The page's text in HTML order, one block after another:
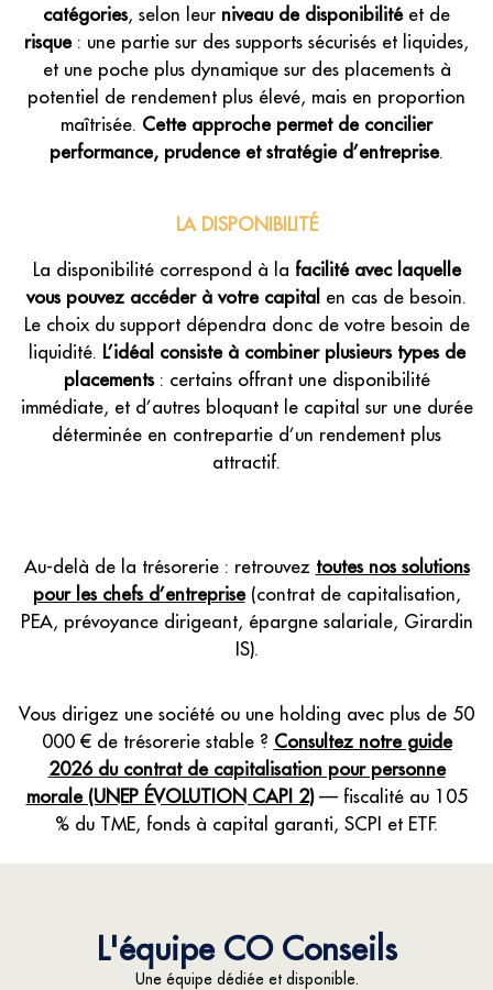
catégories, selon leur niveau de disponibilitéet de
risque: une partie sur des supports sécurisés et liquides,
et une poche plus dynamique sur des placements à
potentiel de rendement plus élevé, mais en proportion
maîtrisée. Cette approche permet de concilier
performance, prudence et stratégie d’entreprise.
LA DISPONIBILITÉ
La disponibilité correspond à la facilité avec laquelle
vous pouvez accéder à votre capital en cas de besoin.
Le choix du support dépendra donc de votre besoin de
liquidité. L’idéal consiste à combiner plusieurs types de
placements: certains offrant une disponibilité
immédiate, et d’autres bloquant le capital sur une durée
déterminée en contrepartie d’un rendement plus
attractif.
Au-delà de la trésorerie : retrouvez toutes nos solutions
pour les chefs d’entreprise(contrat de capitalisation,
PEA, prévoyance dirigeant, épargne salariale, Girardin
IS).
Vous dirigez une société ou une holding avec plus de 50
000 € de trésorerie stable ? Consultez notre guide
2026 du contrat de capitalisation pour personne
morale (UNEP ÉVOLUTION CAPI 2)— fiscalité au 105
% du TME, fonds à capital garanti, SCPI et ETF.
L'équipe CO Conseils
Une équipe dédiée et disponible.